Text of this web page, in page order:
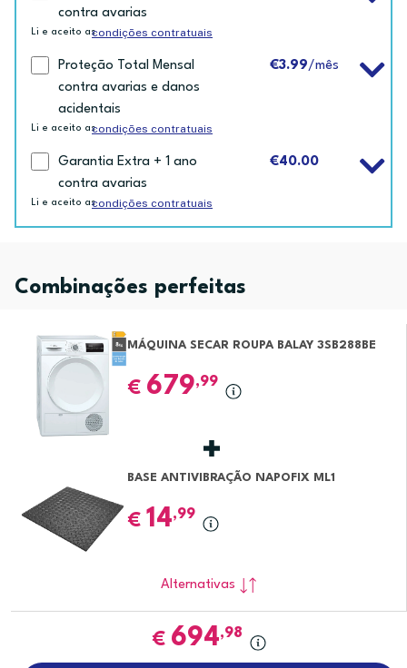
contra avarias
Li e aceito ascondições contratuais
Proteção Total Mensal
contra avarias e danos
acidentais
€3.99/mês
Li e aceito ascondições contratuais
Garantia Extra + 1 ano
contra avarias
€40.00
Li e aceito ascondições contratuais
Combinações perfeitas
MÁQUINA SECAR ROUPA BALAY 3SB288BE
€ 679,99
BASE ANTIVIBRAÇÃO NAPOFIX ML1
€ 14,99
Alternativas
€ 694,98